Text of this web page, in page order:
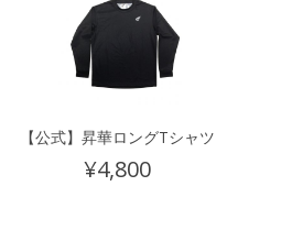
【公式】昇華ロングTシャツ
¥4,800